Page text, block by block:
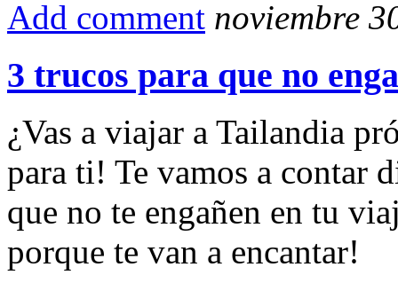
Add comment noviembre
3 trucos para que no
¿Vas a viajar a Tailandia
para ti! Te vamos a contar
que no te engañen en tu
porque te van a encantar!